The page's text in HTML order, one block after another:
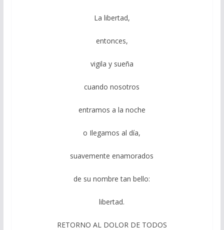
La libertad,
entonces,
vigila y sueña
cuando nosotros
entramos a la noche
o Ilegamos al día,
suavemente enamorados
de su nombre tan bello:
libertad.
RETORNO AL DOLOR DE TODOS